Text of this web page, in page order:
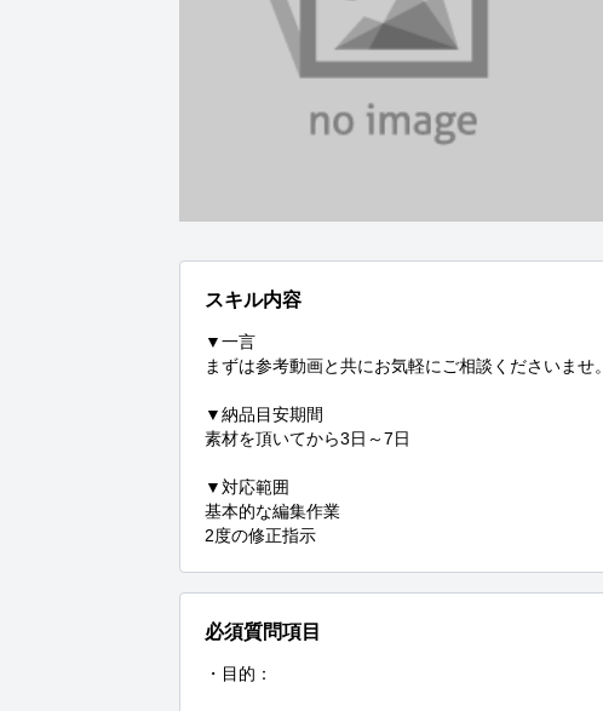
スキル内容
▼一言
まずは参考動画と共にお気軽にご相談くださいませ。
▼納品目安期間
素材を頂いてから3日～7日
▼対応範囲
基本的な編集作業
2度の修正指示
必須質問項目
・目的：